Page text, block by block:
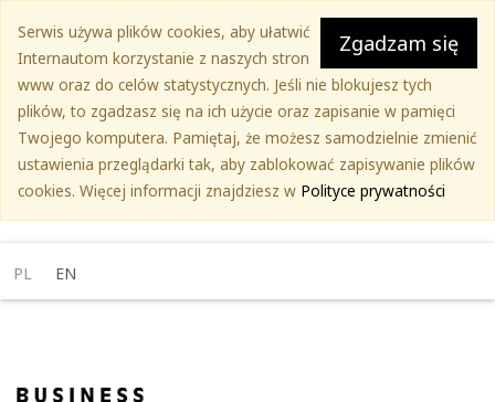
treści
głównej
Zgadzam się
Serwis używa plików cookies, aby ułatwić
Internautom korzystanie z naszych stron
www oraz do celów statystycznych. Jeśli nie blokujesz tych
plików, to zgadzasz się na ich użycie oraz zapisanie w pamięci
Twojego komputera. Pamiętaj, że możesz samodzielnie zmienić
ustawienia przeglądarki tak, aby zablokować zapisywanie plików
cookies. Więcej informacji znajdziesz w Polityce prywatności
PL EN